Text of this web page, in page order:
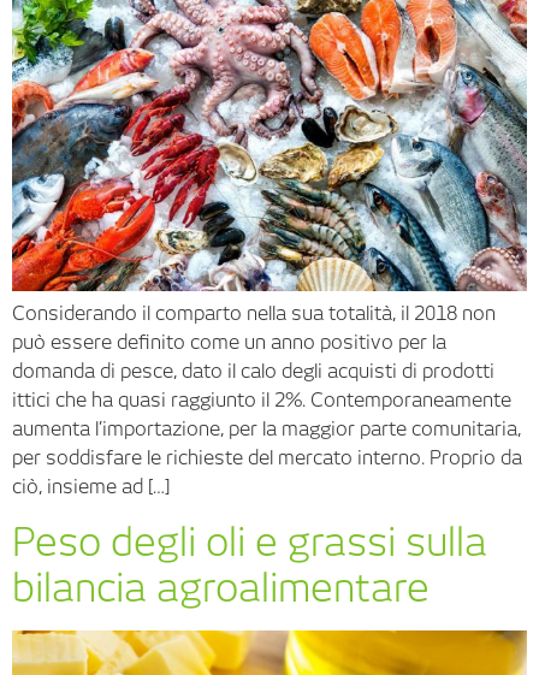
Considerando il comparto nella sua totalità, il 2018 non
può essere definito come un anno positivo per la
domanda di pesce, dato il calo degli acquisti di prodotti
ittici che ha quasi raggiunto il 2%. Contemporaneamente
aumenta l’importazione, per la maggior parte comunitaria,
per soddisfare le richieste del mercato interno. Proprio da
ciò, insieme ad […]
Peso degli oli e grassi sulla
bilancia agroalimentare